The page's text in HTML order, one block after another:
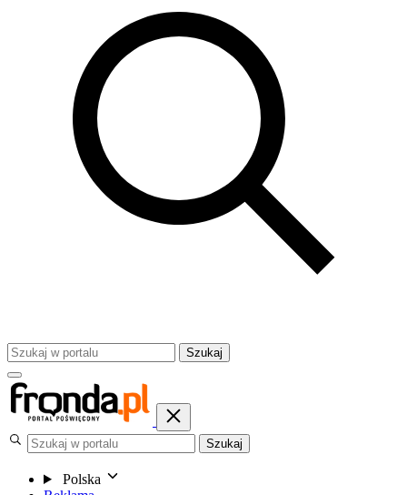
Szukaj
Szukaj
Polska